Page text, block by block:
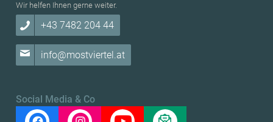
Wir helfen Ihnen gerne weiter.
+43 7482 204 44
info@mostviertel.at
Social Media & Co